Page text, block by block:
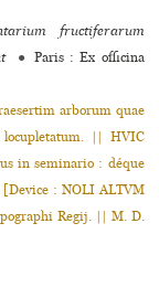
fructiferarum
● Paris : Ex officina
arborum quae
|| HVIC
in seminario : déque
: NOLI ALTVM
Regij. || M. D.